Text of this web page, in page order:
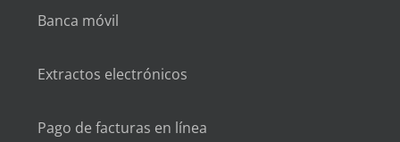
Banca móvil
Extractos electrónicos
Pago de facturas en línea